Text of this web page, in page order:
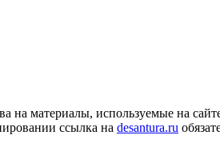
на материалы, используемые на
ссылка на desantura.ru